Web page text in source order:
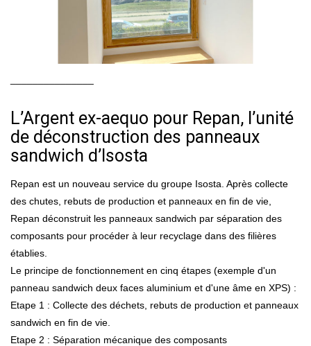
L’Argent ex-aequo pour Repan, l’unité
de déconstruction des panneaux
sandwich d’Isosta
Repan est un nouveau service du groupe Isosta. Après collecte
des chutes, rebuts de production et panneaux en fin de vie,
Repan déconstruit les panneaux sandwich par séparation des
composants pour procéder à leur recyclage dans des filières
établies.
Le principe de fonctionnement en cinq étapes (exemple d'un
panneau sandwich deux faces aluminium et d'une âme en XPS) :
Etape 1 : Collecte des déchets, rebuts de production et panneaux
sandwich en fin de vie.
Etape 2 : Séparation mécanique des composants